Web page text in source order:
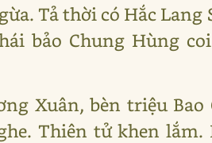
Tả thời có Hắc Lang
bảo Chung Hùng
Xuân, bèn triệu Bao
Thiên tử khen lắm.